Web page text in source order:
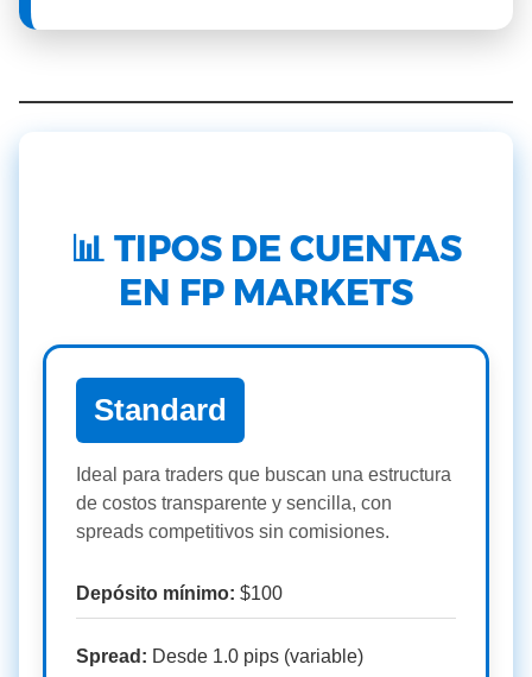
📊 TIPOS DE CUENTAS
EN FP MARKETS
Standard
Ideal para traders que buscan una estructura
de costos transparente y sencilla, con
spreads competitivos sin comisiones.
Depósito mínimo: $100
Spread: Desde 1.0 pips (variable)